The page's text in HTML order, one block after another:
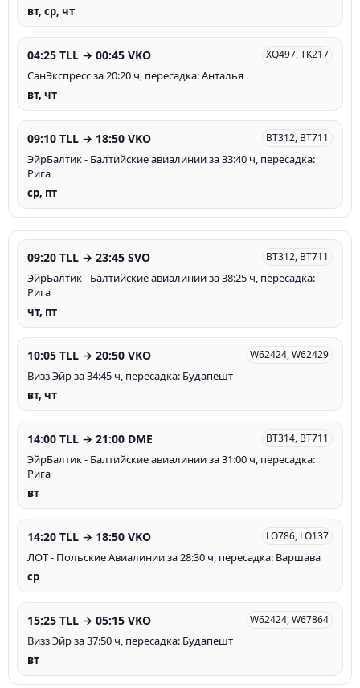
вт, ср, чт
04:25 TLL → 00:45 VKO XQ497, TK217
СанЭкспресс за 20:20 ч, пересадка: Анталья
вт, чт
09:10 TLL → 18:50 VKO BT312, BT711
ЭйрБалтик - Балтийские авиалинии за 33:40 ч, пересадка:
Рига
ср, пт
09:20 TLL → 23:45 SVO BT312, BT711
ЭйрБалтик - Балтийские авиалинии за 38:25 ч, пересадка:
Рига
чт, пт
10:05 TLL → 20:50 VKO W62424, W62429
Визз Эйр за 34:45 ч, пересадка: Будапешт
вт, чт
14:00 TLL → 21:00 DME BT314, BT711
ЭйрБалтик - Балтийские авиалинии за 31:00 ч, пересадка:
Рига
вт
14:20 TLL → 18:50 VKO LO786, LO137
ЛОТ - Польские Авиалинии за 28:30 ч, пересадка: Варшава
ср
15:25 TLL → 05:15 VKO W62424, W67864
Визз Эйр за 37:50 ч, пересадка: Будапешт
вт